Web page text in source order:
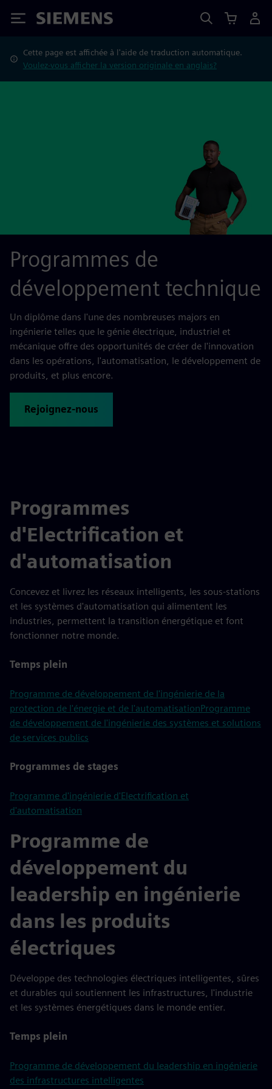
Siemens
Cette page est affichée à l'aide de traduction automatique.
Voulez-vous afficher la version originale en anglais?
Programmes de
développement technique
Un diplôme dans l'une des nombreuses majors en
ingénierie telles que le génie électrique, industriel et
mécanique offre des opportunités de créer de l'innovation
dans les opérations, l'automatisation, le développement de
produits, et plus encore.
Rejoignez-nous
Programmes
d'Electrification et
d'automatisation
Concevez et livrez les réseaux intelligents, les sous-stations
et les systèmes d'automatisation qui alimentent les
industries, permettent la transition énergétique et font
fonctionner notre monde.
Temps plein
Programme de développement de l'ingénierie de la
protection de l'énergie et de l'automatisationProgramme
de développement de l'ingénierie des systèmes et solutions
de services publics
Programmes de stages
Programme d'ingénierie d'Electrification et
d'automatisation
Programme de
développement du
leadership en ingénierie
dans les produits
électriques
Développe des technologies électriques intelligentes, sûres
et durables qui soutiennent les infrastructures, l'industrie
et les systèmes énergétiques dans le monde entier.
Temps plein
Programme de développement du leadership en ingénierie
des infrastructures intelligentes